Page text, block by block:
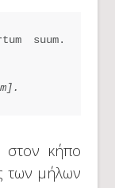
suum.
στον κήπο
των μήλων